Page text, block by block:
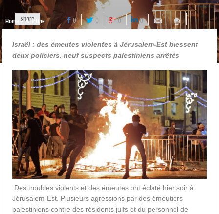
share 0 0 0 0
Home A la Une
Israël : des émeutes violentes à Jérusalem-Est blessent
deux policiers, neuf suspects palestiniens arrêtés
Des troubles violents et des émeutes ont éclaté hier soir à
Jérusalem-Est. Plusieurs agressions par des émeutiers
palestiniens contre des résidents juifs et du personnel de